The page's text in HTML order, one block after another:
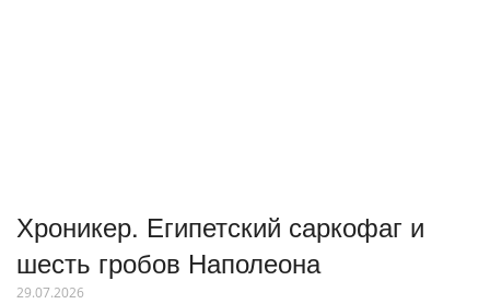
Хроникер. Египетский саркофаг и
шесть гробов Наполеона
29.07.2026